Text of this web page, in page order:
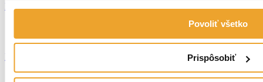
Povoliť všetko
Prispôsobiť
Detail
Rodinný dom, Veľký Šariš
Strechy